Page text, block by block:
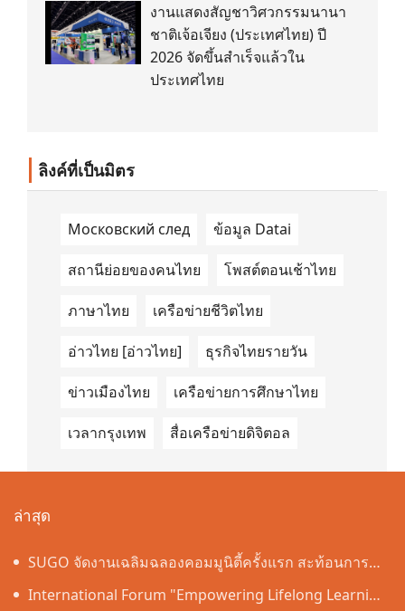
Programme/UNDP) และ TAILG บริษัทชั้น
นำด้านการเดินทางด้วยพลังงานไฟฟ้า ได้ลง
นามในบันทึกความเข้าใจ (Memorandum of
Understanding/MOU) อย่างเป็นทางการใน
ประเทศเคนยา เกี่ยวกับ Green Mobility
Centre of Excellence (GM-CoE)
งานแสดงสัญชาวิศวกรรมนานา
ชาติเจ้อเจียง (ประเทศไทย) ปี
2026 จัดขึ้นสำเร็จแล้วใน
ประเทศไทย
ลิงค์ที่เป็นมิตร
Московский след ข้อมูล Datai
สถานีย่อยของคนไทย โพสต์ตอนเช้าไทย
ภาษาไทย เครือข่ายชีวิตไทย
อ่าวไทย [อ่าวไทย] ธุรกิจไทยรายวัน
ข่าวเมืองไทย เครือข่ายการศึกษาไทย
เวลากรุงเทพ สื่อเครือข่ายดิจิตอล
ล่าสุด
SUGO จัดงานเฉลิมฉลองคอมมูนิตี้ครั้งแรก สะท้อนการ
เติบโตอย่างต่อเนื่องในประเทศไทย
International Forum "Empowering Lifelong Learning